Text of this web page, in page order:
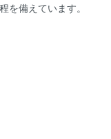
を備えています。